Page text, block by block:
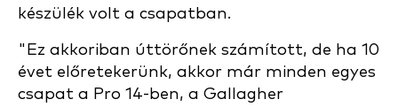
készülék volt a csapatban.
"Ez akkoriban úttörőnek számított, de ha 10
évet előretekerünk, akkor már minden egyes
csapat a Pro 14-ben, a Gallagher